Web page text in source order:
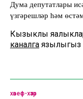
Дума депутатлары
үзгәрешләр һәм
Кызыклы
каналга язылыгыз
хәвеф-хәтәр